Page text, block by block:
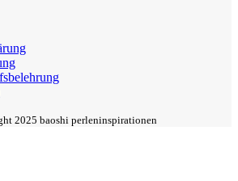
2025 baoshi perleninspirationen